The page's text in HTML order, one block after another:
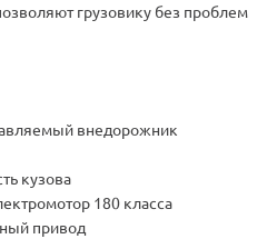
грузовику без проблем
внедорожник
кузова
180 класса
привод